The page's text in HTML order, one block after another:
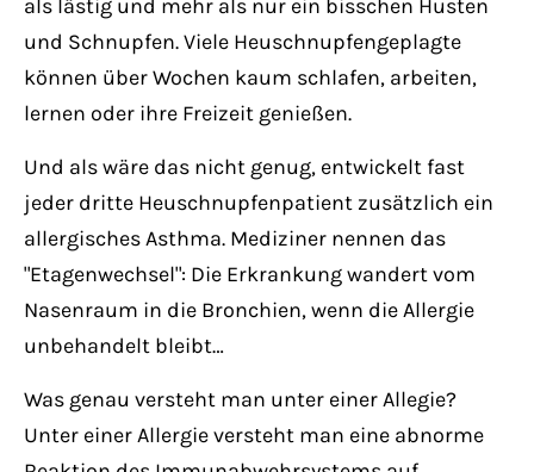
info@yourdomain.com
About us
Lorem ipsum dolor sit amet, consectetuer
adipiscing elit.
Aenean commodo ligula eget dolor. Aenean
massa. Cum sociis natoque penatibus et
magnis dis parturient montes, nascetur
ridiculus mus. Donec quam felis, ultricies
nec.
als lästig und mehr als nur ein bisschen Husten
und Schnupfen. Viele Heuschnupfengeplagte
können über Wochen kaum schlafen, arbeiten,
lernen oder ihre Freizeit genießen.
Und als wäre das nicht genug, entwickelt fast
jeder dritte Heuschnupfenpatient zusätzlich ein
allergisches Asthma. Mediziner nennen das
"Etagenwechsel": Die Erkrankung wandert vom
Nasenraum in die Bronchien, wenn die Allergie
unbehandelt bleibt…
Was genau versteht man unter einer Allegie?
Unter einer Allergie versteht man eine abnorme